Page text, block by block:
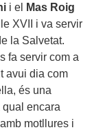
i el
Mas Roig
XVII i va servir
la Salvetat.
fa servir com a
avui dia com
és una
encara
motllures i